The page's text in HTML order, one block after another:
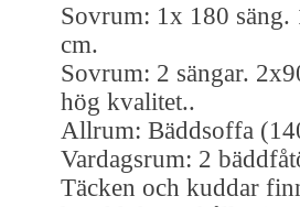
Sovrum: 1x 180 säng.
cm.
Sovrum: 2 sängar.
hög kvalitet..
Allrum: Bäddsoffa
Vardagsrum: 2
Täcken och kuddar